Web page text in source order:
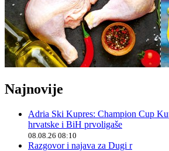
Najnovije
Adria Ski Kupres: Champion Cup
hrvatske i BiH prvoligaše
08.08.26 08:10
Razgovor i najava za Dugi r